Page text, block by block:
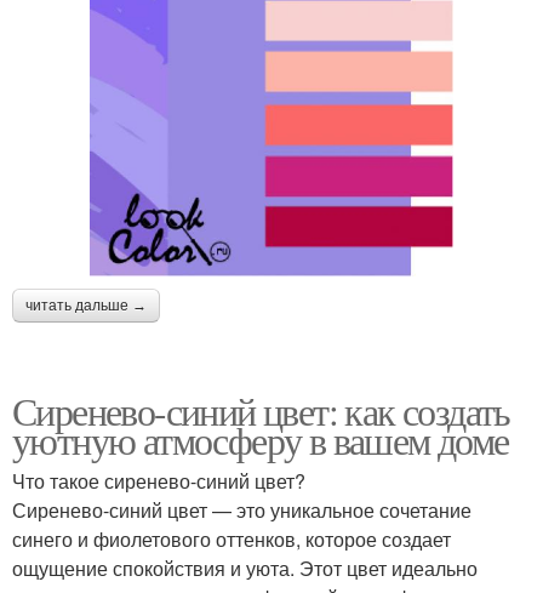
читать дальше →
Сиренево-синий цвет: как создать
уютную атмосферу в вашем доме
Что такое сиренево-синий цвет?
Сиренево-синий цвет — это уникальное сочетание
синего и фиолетового оттенков, которое создает
ощущение спокойствия и уюта. Этот цвет идеально